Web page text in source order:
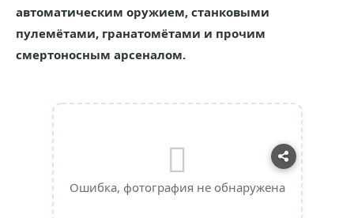
автоматическим оружием, станковыми
пулемётами, гранатомётами и прочим
смертоносным арсеналом.
Ошибка, фотография не обнаружена